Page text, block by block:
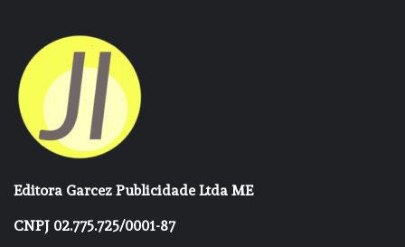
Editora Garcez Publicidade Ltda ME
CNPJ 02.775.725/0001-87